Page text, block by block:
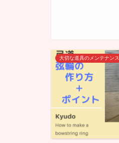
大切な道具のメンテナンス